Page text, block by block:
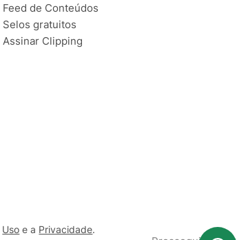
Feed de Conteúdos
Selos gratuitos
Assinar Clipping
Uso e a Privacidade.